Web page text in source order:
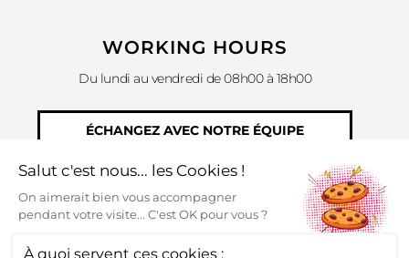
WORKING HOURS
Du lundi au vendredi de 08h00 à 18h00
ÉCHANGEZ AVEC NOTRE ÉQUIPE